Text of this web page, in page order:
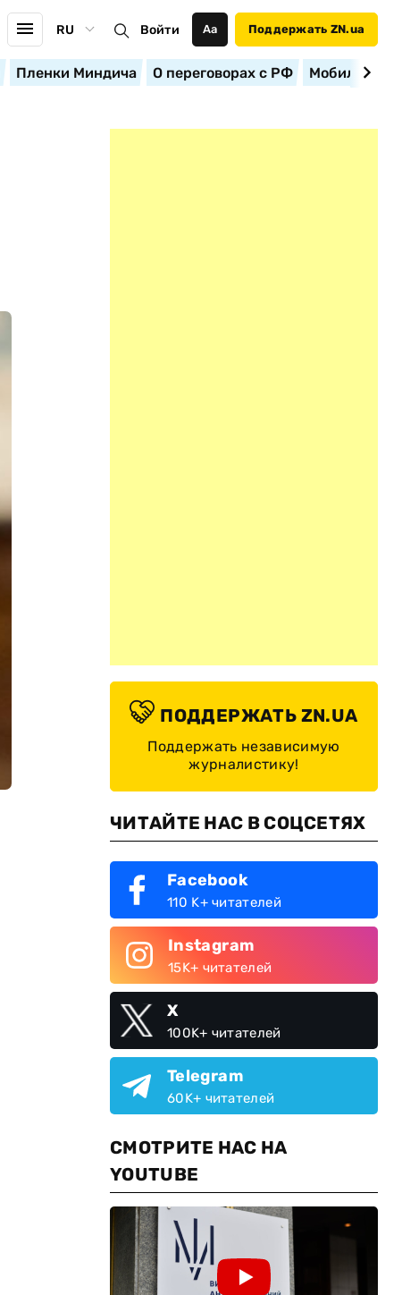
RU Войти Аа Поддержать ZN.ua
Пленки Миндича О переговорах с РФ
ПОДДЕРЖАТЬ ZN.UA
Поддержать независимую
журналистику!
ЧИТАЙТЕ НАС В СОЦСЕТЯХ
Facebook
110 K+ читателей
Instagram
15K+ читателей
X
100K+ читателей
Telegram
60K+ читателей
СМОТРИТЕ НАС НА
YOUTUBE